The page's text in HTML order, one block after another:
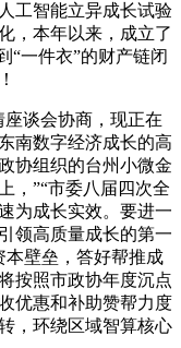
工智能立异成长试验
，本年以来，成立了
“一件衣”的财产链闭
谈会协商，现正在
南数字经济成长的高
协组织的台州小微金
，”“市委八届四次全
为成长实效。要进一
领高质量成长的第一
本壁垒，答好帮推成
按照市政协年度沉点
优惠和补助赞帮力度
，环绕区域智算核心